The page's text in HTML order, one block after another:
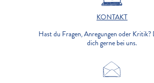
KONTAKT
Hast du Fragen, Anregungen oder Kritik?
dich gerne bei uns.